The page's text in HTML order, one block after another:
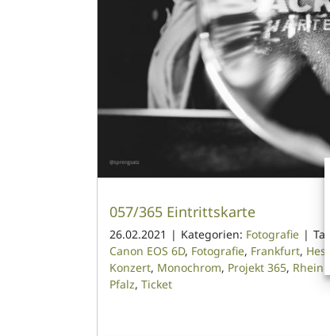
057/365 Eintrittskarte
26.02.2021 | Kategorien: Fotografie |
Canon EOS 6D, Fotografie, Frankfurt,
Konzert, Monochrom, Projekt 365,
Pfalz, Ticket